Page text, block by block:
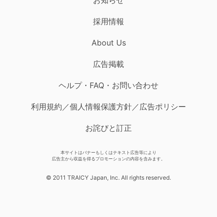
採用情報
About Us
広告掲載
ヘルプ・FAQ・お問い合わせ
利用規約／個人情報保護方針／広告ポリシー
お詫びと訂正
本サイトはバナーもしくはテキスト広告等により
広告主から収益を得るプロモーションの内容を含みます。
© 2011 TRAICY Japan, Inc. All rights reserved.